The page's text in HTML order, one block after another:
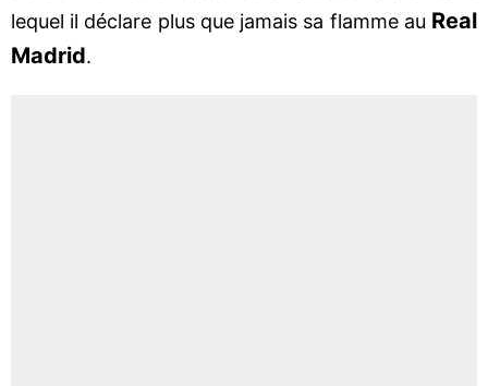
lequel il déclare plus que jamais sa flamme au Real
Madrid.